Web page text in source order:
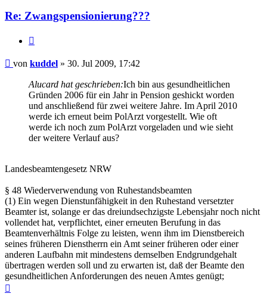
Re: Zwangspensionierung???
Beitrag
von kuddel » 30. Jul 2009, 17:42
Alucard hat geschrieben:Ich bin aus gesundheitlichen
Gründen 2006 für ein Jahr in Pension geshickt worden
und anschließend für zwei weitere Jahre. Im April 2010
werde ich erneut beim PolArzt vorgestellt. Wie oft
werde ich noch zum PolArzt vorgeladen und wie sieht
der weitere Verlauf aus?
Landesbeamtengesetz NRW
§ 48 Wiederverwendung von Ruhestandsbeamten
(1) Ein wegen Dienstunfähigkeit in den Ruhestand versetzter
Beamter ist, solange er das dreiundsechzigste Lebensjahr noch nicht
vollendet hat, verpflichtet, einer erneuten Berufung in das
Beamtenverhältnis Folge zu leisten, wenn ihm im Dienstbereich
seines früheren Dienstherrn ein Amt seiner früheren oder einer
anderen Laufbahn mit mindestens demselben Endgrundgehalt
übertragen werden soll und zu erwarten ist, daß der Beamte den
gesundheitlichen Anforderungen des neuen Amtes genügt;